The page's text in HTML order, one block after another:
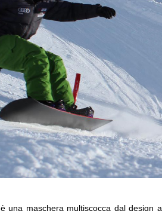
è una maschera multiscocca dal design